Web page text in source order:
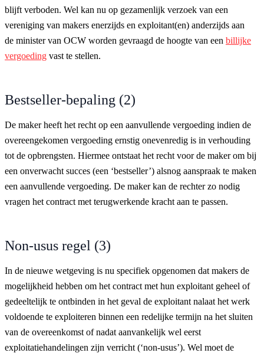
blijft verboden. Wel kan nu op gezamenlijk verzoek van een
vereniging van makers enerzijds en exploitant(en) anderzijds aan
de minister van OCW worden gevraagd de hoogte van een billijke
vergoeding vast te stellen.
Bestseller-bepaling (2)
De maker heeft het recht op een aanvullende vergoeding indien de
overeengekomen vergoeding ernstig onevenredig is in verhouding
tot de opbrengsten. Hiermee ontstaat het recht voor de maker om bij
een onverwacht succes (een ‘bestseller’) alsnog aanspraak te maken
een aanvullende vergoeding. De maker kan de rechter zo nodig
vragen het contract met terugwerkende kracht aan te passen.
Non-usus regel (3)
In de nieuwe wetgeving is nu specifiek opgenomen dat makers de
mogelijkheid hebben om het contract met hun exploitant geheel of
gedeeltelijk te ontbinden in het geval de exploitant nalaat het werk
voldoende te exploiteren binnen een redelijke termijn na het sluiten
van de overeenkomst of nadat aanvankelijk wel eerst
exploitatiehandelingen zijn verricht (‘non-usus’). Wel moet de